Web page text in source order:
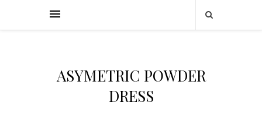
ASYMETRIC POWDER
DRESS